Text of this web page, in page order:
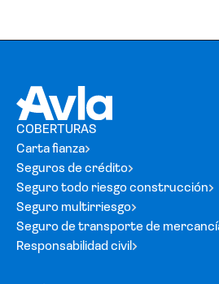
COBERTURAS
Carta fianza
Seguros de crédito
Seguro todo riesgo construcción
Seguro multirriesgo
Seguro de transporte de
Responsabilidad civil